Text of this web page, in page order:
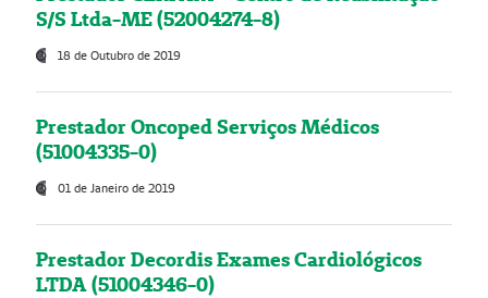
S/S Ltda-ME (52004274-8)
18 de Outubro de 2019
Prestador Oncoped Serviços Médicos
(51004335-0)
01 de Janeiro de 2019
Prestador Decordis Exames Cardiológicos
LTDA (51004346-0)